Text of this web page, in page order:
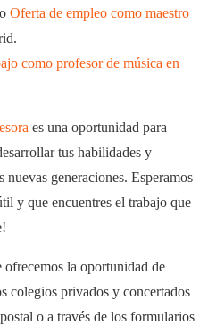
Oferta de empleo como maestro
como profesor de música en
es una oportunidad para
tus habilidades y
generaciones. Esperamos
y que encuentres el trabajo que
ofrecemos la oportunidad de
colegios privados y concertados
o a través de los formularios